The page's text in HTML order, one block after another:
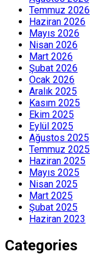
Temmuz 2026
Haziran 2026
Mayıs 2026
Nisan 2026
Mart 2026
Şubat 2026
Ocak 2026
Aralık 2025
Kasım 2025
Ekim 2025
Eylül 2025
Ağustos 2025
Temmuz 2025
Haziran 2025
Mayıs 2025
Nisan 2025
Mart 2025
Şubat 2025
Haziran 2023
Categories